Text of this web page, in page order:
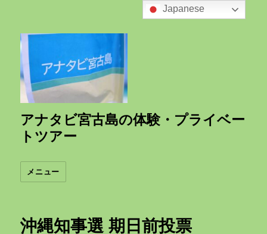
アナタビ宮古島の体験・プライベー
トツアー
メニュー
沖縄知事選 期日前投票
Japanese